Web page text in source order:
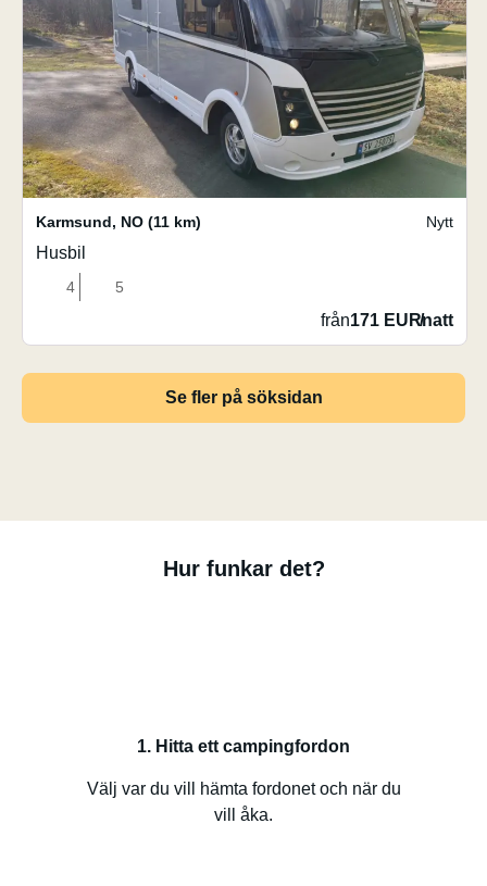
Karmsund, NO (11 km) Nytt
Husbil
4 5
från171 EUR/natt
Se fler på söksidan
Hur funkar det?
1. Hitta ett campingfordon
Välj var du vill hämta fordonet och när du
vill åka.